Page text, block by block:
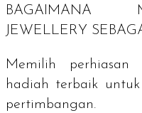
JEWELLERY
Memilih perhiasan
hadiah terbaik
pertimbangan.